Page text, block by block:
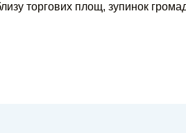
торгових площ, зупинок